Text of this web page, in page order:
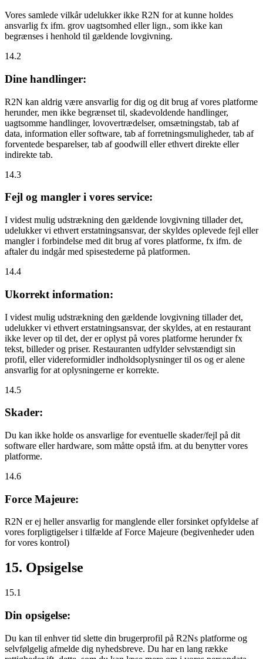
Vores samlede vilkår udelukker ikke R2N for at kunne holdes
ansvarlig fx ifm. grov uagtsomhed eller lign., som ikke kan
begrænses i henhold til gældende lovgivning.
14.2
Dine handlinger:
R2N kan aldrig være ansvarlig for dig og dit brug af vores platforme
herunder, men ikke begrænset til, skadevoldende handlinger,
uagtsomme handlinger, lovovertrædelser, omsætningstab, tab af
data, information eller software, tab af forretningsmuligheder, tab af
forventede besparelser, tab af goodwill eller ethvert direkte eller
indirekte tab.
14.3
Fejl og mangler i vores service:
I videst mulig udstrækning den gældende lovgivning tillader det,
udelukker vi ethvert erstatningsansvar, der skyldes oplevede fejl eller
mangler i forbindelse med dit brug af vores platforme, fx ifm. de
aftaler du indgår med spisestederne på platformen.
14.4
Ukorrekt information:
I videst mulig udstrækning den gældende lovgivning tillader det,
udelukker vi ethvert erstatningsansvar, der skyldes, at en restaurant
ikke lever op til det, der er oplyst på vores platforme herunder fx
tekst, billeder og priser. Restauranten udfylder selvstændigt sin
profil, eller videreformidler indholdsoplysninger til os og er alene
ansvarlig for at oplysningerne er korrekte.
14.5
Skader:
Du kan ikke holde os ansvarlige for eventuelle skader/fejl på dit
software eller hardware, som måtte opstå ifm. at du benytter vores
platforme.
14.6
Force Majeure:
R2N er ej heller ansvarlig for manglende eller forsinket opfyldelse af
vores forpligtigelser i tilfælde af Force Majeure (begivenheder uden
for vores kontrol)
15. Opsigelse
15.1
Din opsigelse:
Du kan til enhver tid slette din brugerprofil på R2Ns platforme og
selvfølgelig afmelde dig nyhedsbreve. Du har en lang række